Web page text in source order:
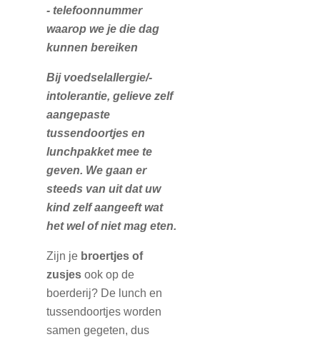
- telefoonnummer
waarop we je die dag
kunnen bereiken
Bij voedselallergie/-
intolerantie, gelieve zelf
aangepaste
tussendoortjes en
lunchpakket mee te
geven. We gaan er
steeds van uit dat uw
kind zelf aangeeft wat
het wel of niet mag eten.
Zijn je broertjes of
zusjes ook op de
boerderij? De lunch en
tussendoortjes worden
samen gegeten, dus